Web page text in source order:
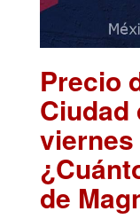
Precio
Ciudad
de